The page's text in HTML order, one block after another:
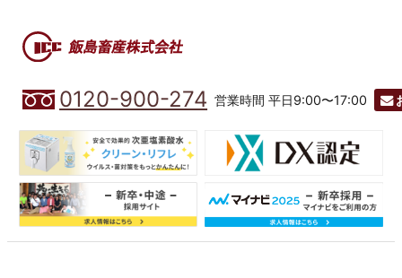
0120-900-274 営業時間 平日9:00〜17:00